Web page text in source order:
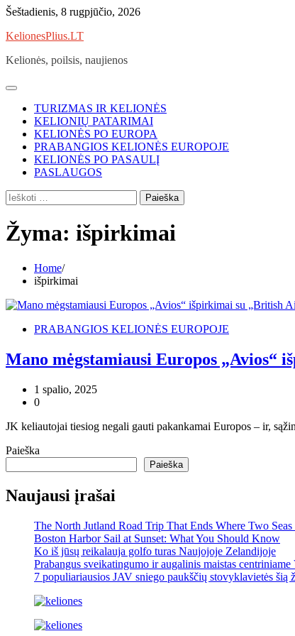
Skip
content
Šeštadienis, 8 rugpjūčio, 2026
KelionesPlius.LT
Kelionės, poilsis, naujienos
TURIZMAS IR KELIONĖS
KELIONIŲ PATARIMAI
KELIONĖS PO EUROPA
PRABANGIOS KELIONĖS EUROPOJE
KELIONĖS PO PASAULĮ
PASLAUGOS
Ieškoti:
Žyma: išpirkimai
Home
išpirkimai
PRABANGIOS KELIONĖS EUROPOJE
Mano mėgstamiausi Europos „Avios“
1 spalio, 2025
0
JK keliautojai tiesiog negali gauti pakankamai Europos – ir,
Paieška
Paieška
Naujausi įrašai
The North Jutland Road Trip That Ends Where Two
Boston Harbor Sail at Sunset: What You Should Know
Ko iš jūsų reikalauja golfo turas Naujojoje Zelandijoje
Prabangus sveikatingumo ir augalinis maistas centriniame
7 populiariausios JAV sniego paukščių stovyklavietės šią